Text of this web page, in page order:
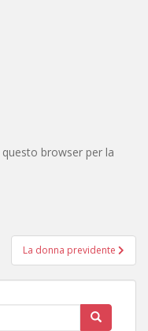
browser per la
La donna previdente